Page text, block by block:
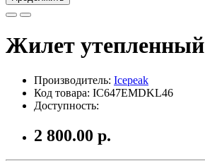
Жилет утепленный
Производитель: Icepeak
Код товара: IC647EMDKL46
Доступность:
2 800.00 р.